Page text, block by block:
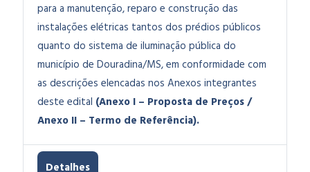
para a manutenção, reparo e construção das
instalações elétricas tantos dos prédios públicos
quanto do sistema de iluminação pública do
município de Douradina/MS, em conformidade com
as descrições elencadas nos Anexos integrantes
deste edital (Anexo I – Proposta de Preços /
Anexo II – Termo de Referência).
Detalhes